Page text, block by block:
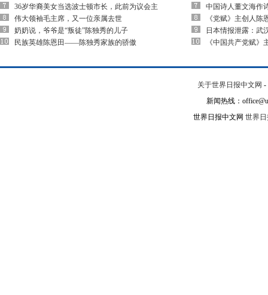
36岁华裔美女当选波士顿市长，此前为议会主
伟大领袖毛主席，又一位亲属去世
奶奶说，爷爷是“叛徒”陈独秀的儿子
民族英雄陈恩田——陈独秀家族的骄傲
中国诗人董文海作
《党赋》主创人
日本情报泄露：武
《中国共产党赋》
关于世界日报中文网 -
新闻热线：
世界日报中文网 世界